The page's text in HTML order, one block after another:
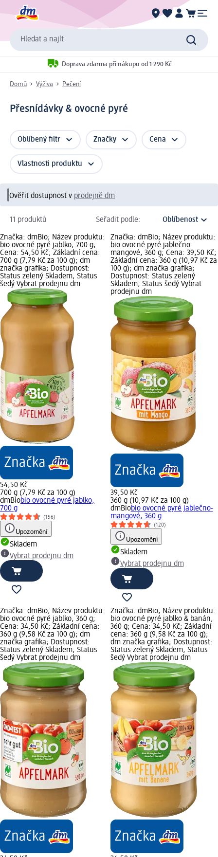
Hledat a najít
Doprava zdarma při nákupu od 1 290 Kč
Domů Výživa Pečení
Přesnídávky & ovocné pyré
Oblíbený filtr Značky Cena
Vlastnosti produktu
Ověřit dostupnost v prodejně dm
11 produktů Seřadit podle:
Značka: dmBio; Název produktu:
bio ovocné pyré jablko, 700 g;
Cena: 54,50 Kč; Základní cena:
700 g (7,79 Kč za 100 g); dm
značka grafika; Dostupnost:
Status zelený Skladem, Status
šedý Vybrat prodejnu dm
54,50 Kč
700 g (7,79 Kč za 100 g)
dmBiobio ovocné pyré jablko,
700 g
(156)
Upozornění
Skladem
Vybrat prodejnu dm
Značka: dmBio; Název produktu:
bio ovocné pyré jablečno-
mangové, 360 g; Cena: 39,50 Kč;
Základní cena: 360 g (10,97 Kč za
100 g); dm značka grafika;
Dostupnost: Status zelený
Skladem, Status šedý Vybrat
prodejnu dm
39,50 Kč
360 g (10,97 Kč za 100 g)
dmBiobio ovocné pyré jablečno-
mangové, 360 g
(120)
Upozornění
Skladem
Vybrat prodejnu dm
Značka: dmBio; Název produktu:
bio ovocné pyré jablko, 360 g;
Cena: 34,50 Kč; Základní cena:
360 g (9,58 Kč za 100 g); dm
značka grafika; Dostupnost:
Status zelený Skladem, Status
šedý Vybrat prodejnu dm
Značka: dmBio; Název produktu:
bio ovocné pyré jablko & banán,
360 g; Cena: 34,50 Kč; Základní
cena: 360 g (9,58 Kč za 100 g);
dm značka grafika; Dostupnost:
Status zelený Skladem, Status
šedý Vybrat prodejnu dm